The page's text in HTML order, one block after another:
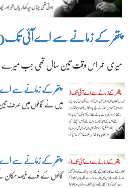
پتھر کے زمانے سے اے آئی
میری عمر اس وقت تین سال تھی جب میرے
پتھر کے زمانے سے
میں نے گائوں میں صرف
پتھر کے زمانے سے
گائوں کے نوے فیصد